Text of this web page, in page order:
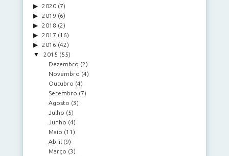
2020(7)
2019 (6)
2018 (2)
2017 (16)
2016 (42)
2015 (55)
Dezembro (2)
Novembro (4)
Outubro (4)
Setembro (7)
Agosto (3)
Julho (5)
Junho (4)
Maio (11)
Abril (9)
Março (3)